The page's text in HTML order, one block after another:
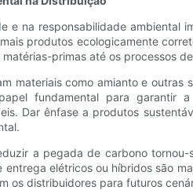
e na responsabilidade
produtos ecologicamente
primas até os processos
materiais como amianto e
fundamental para garantir
Dar ênfase a produtos
a pegada de carbono
elétricos ou híbridos são
os distribuidores para futuros